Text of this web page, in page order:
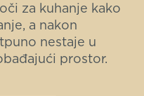
za kuhanje kako
a nakon
nestaje u
prostor.